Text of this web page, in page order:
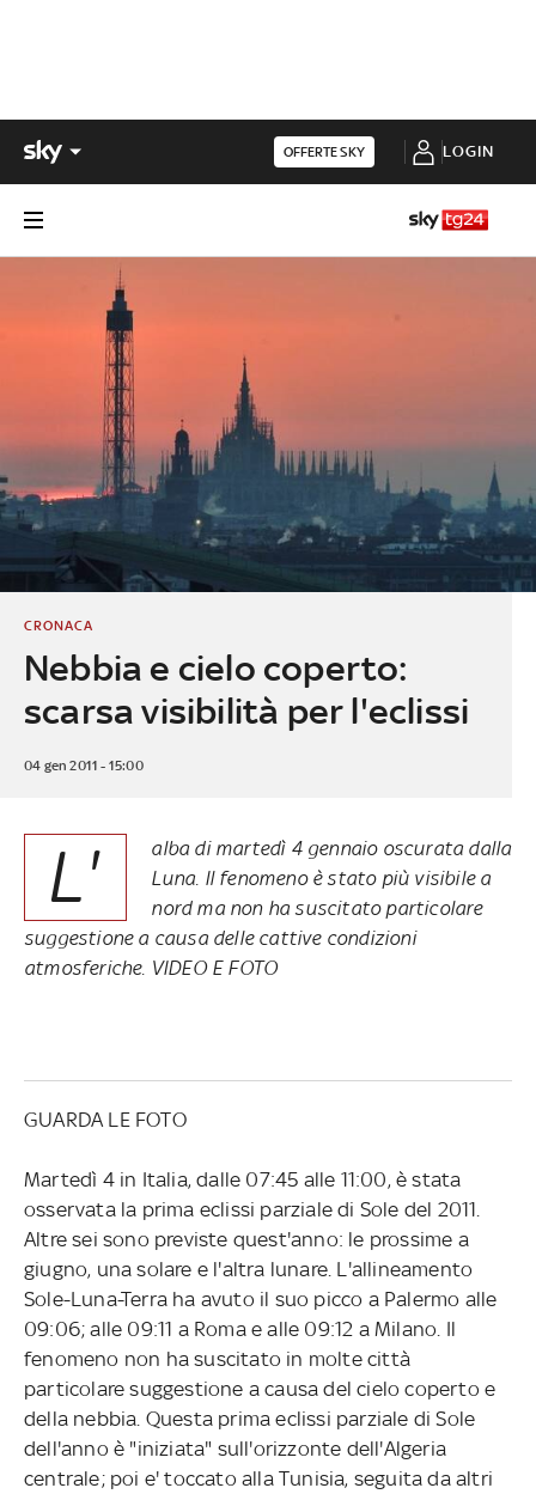
OFFERTE SKY LOGIN
Nebbia e cielo coperto:
scarsa visibilità per l'eclissi
CRONACA
04 gen 2011 - 15:00
L'
alba di martedì 4 gennaio oscurata dalla
Luna. Il fenomeno è stato più visibile a
nord ma non ha suscitato particolare
suggestione a causa delle cattive condizioni
atmosferiche. VIDEO E FOTO
GUARDA LE FOTO
Martedì 4 in Italia, dalle 07:45 alle 11:00, è stata
osservata la prima eclissi parziale di Sole del 2011.
Altre sei sono previste quest'anno: le prossime a
giugno, una solare e l'altra lunare. L'allineamento
Sole-Luna-Terra ha avuto il suo picco a Palermo alle
09:06; alle 09:11 a Roma e alle 09:12 a Milano. Il
fenomeno non ha suscitato in molte città
particolare suggestione a causa del cielo coperto e
della nebbia. Questa prima eclissi parziale di Sole
dell'anno è "iniziata" sull'orizzonte dell'Algeria
centrale; poi e' toccato alla Tunisia, seguita da altri